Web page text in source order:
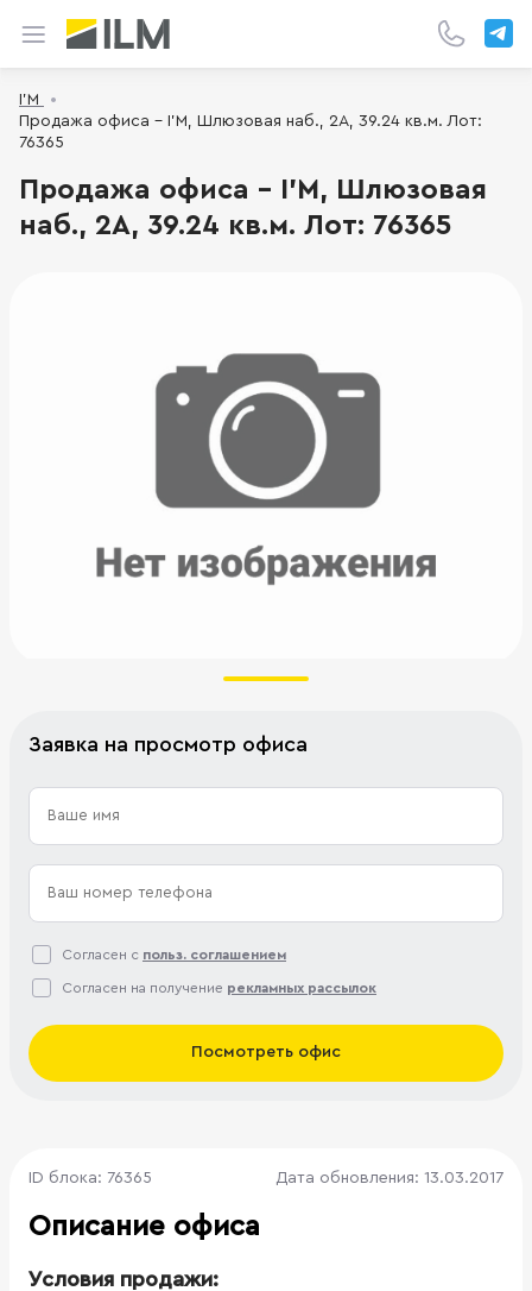
I’M
Продажа офиса - I’M, Шлюзовая наб., 2А, 39.24 кв.м. Лот:
76365
Продажа офиса - I’M, Шлюзовая
наб., 2А, 39.24 кв.м. Лот: 76365
Заявка на просмотр офиса
Согласен с польз. соглашением
Согласен на получение рекламных рассылок
Посмотреть офис
ID блока: 76365 Дата обновления: 13.03.2017
Описание офиса
Условия продажи: